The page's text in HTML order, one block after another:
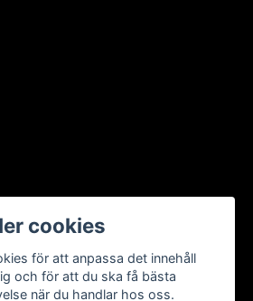
cookies
för att anpassa det innehåll
och för att du ska få bästa
när du handlar hos oss.